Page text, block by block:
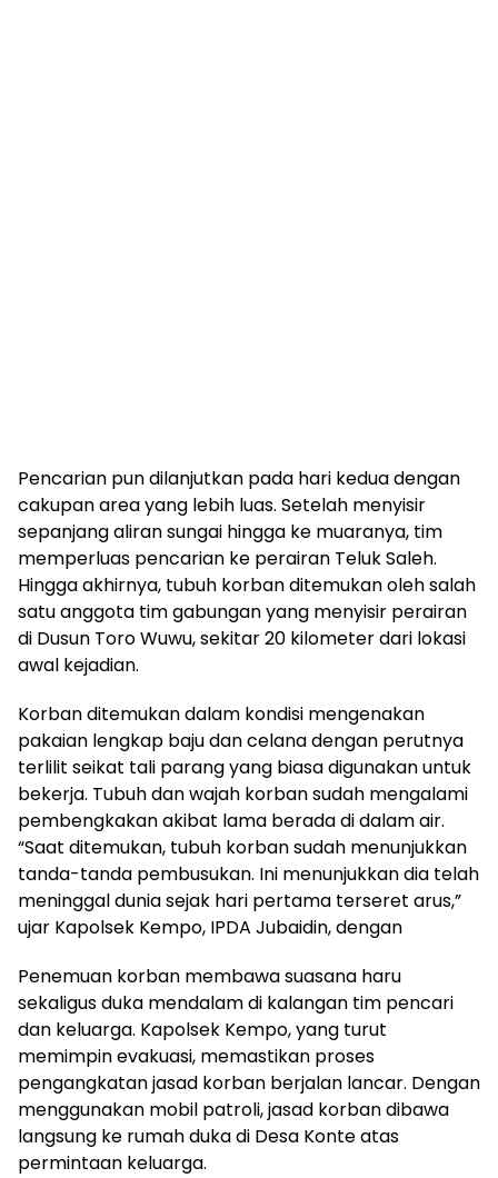
Pencarian pun dilanjutkan pada hari kedua dengan
cakupan area yang lebih luas. Setelah menyisir
sepanjang aliran sungai hingga ke muaranya, tim
memperluas pencarian ke perairan Teluk Saleh.
Hingga akhirnya, tubuh korban ditemukan oleh salah
satu anggota tim gabungan yang menyisir perairan
di Dusun Toro Wuwu, sekitar 20 kilometer dari lokasi
awal kejadian.
Korban ditemukan dalam kondisi mengenakan
pakaian lengkap baju dan celana dengan perutnya
terlilit seikat tali parang yang biasa digunakan untuk
bekerja. Tubuh dan wajah korban sudah mengalami
pembengkakan akibat lama berada di dalam air.
“Saat ditemukan, tubuh korban sudah menunjukkan
tanda-tanda pembusukan. Ini menunjukkan dia telah
meninggal dunia sejak hari pertama terseret arus,”
ujar Kapolsek Kempo, IPDA Jubaidin, dengan
Penemuan korban membawa suasana haru
sekaligus duka mendalam di kalangan tim pencari
dan keluarga. Kapolsek Kempo, yang turut
memimpin evakuasi, memastikan proses
pengangkatan jasad korban berjalan lancar. Dengan
menggunakan mobil patroli, jasad korban dibawa
langsung ke rumah duka di Desa Konte atas
permintaan keluarga.